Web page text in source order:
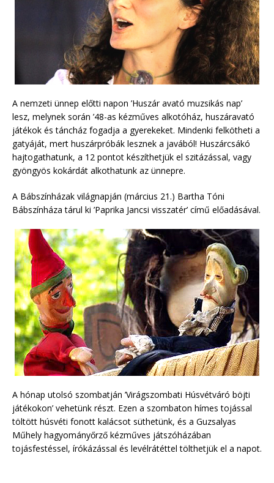
A nemzeti ünnep előtti napon ’Huszár avató muzsikás nap’
lesz, melynek során ’48-as kézműves alkotóház, huszáravató
játékok és táncház fogadja a gyerekeket. Mindenki felkötheti a
gatyáját, mert huszárpróbák lesznek a javából! Huszárcsákó
hajtogathatunk, a 12 pontot készíthetjük el szitázással, vagy
gyöngyös kokárdát alkothatunk az ünnepre.
A Bábszínházak világnapján (március 21.) Bartha Tóni
Bábszínháza tárul ki ’Paprika Jancsi visszatér’ című előadásával.
A hónap utolsó szombatján ’Virágszombati Húsvétváró böjti
játékokon’ vehetünk részt. Ezen a szombaton hímes tojással
töltött húsvéti fonott kalácsot süthetünk, és a Guzsalyas
Műhely hagyományőrző kézműves játszóházában
tojásfestéssel, írókázással és levélrátéttel tölthetjük el a napot.